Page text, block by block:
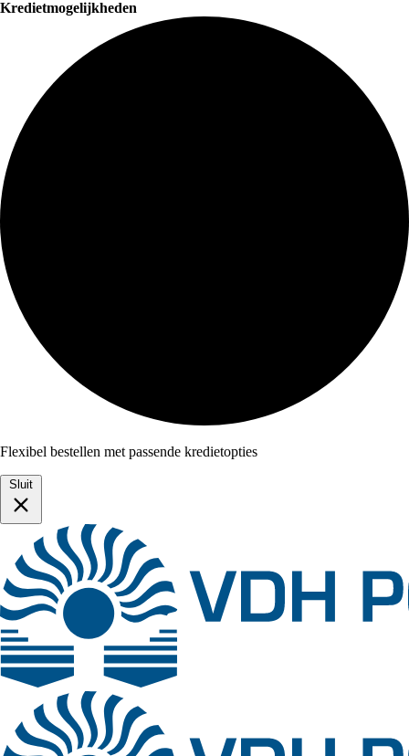
Kredietmogelijkheden
Flexibel bestellen met passende kredietopties
Sluit